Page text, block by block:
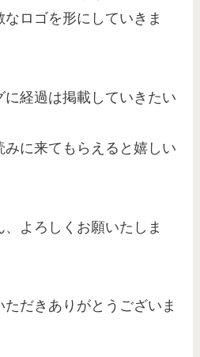
ロゴを形にしていきま
に経過は掲載していきたい
みに来てもらえると嬉しい
よろしくお願いたしま
だきありがとうございま